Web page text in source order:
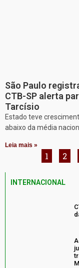
São Paulo
CTB-SP alerta
Tarcísio
Estado teve
abaixo da média
Leia mais »
1 2
INTERNACIONAL